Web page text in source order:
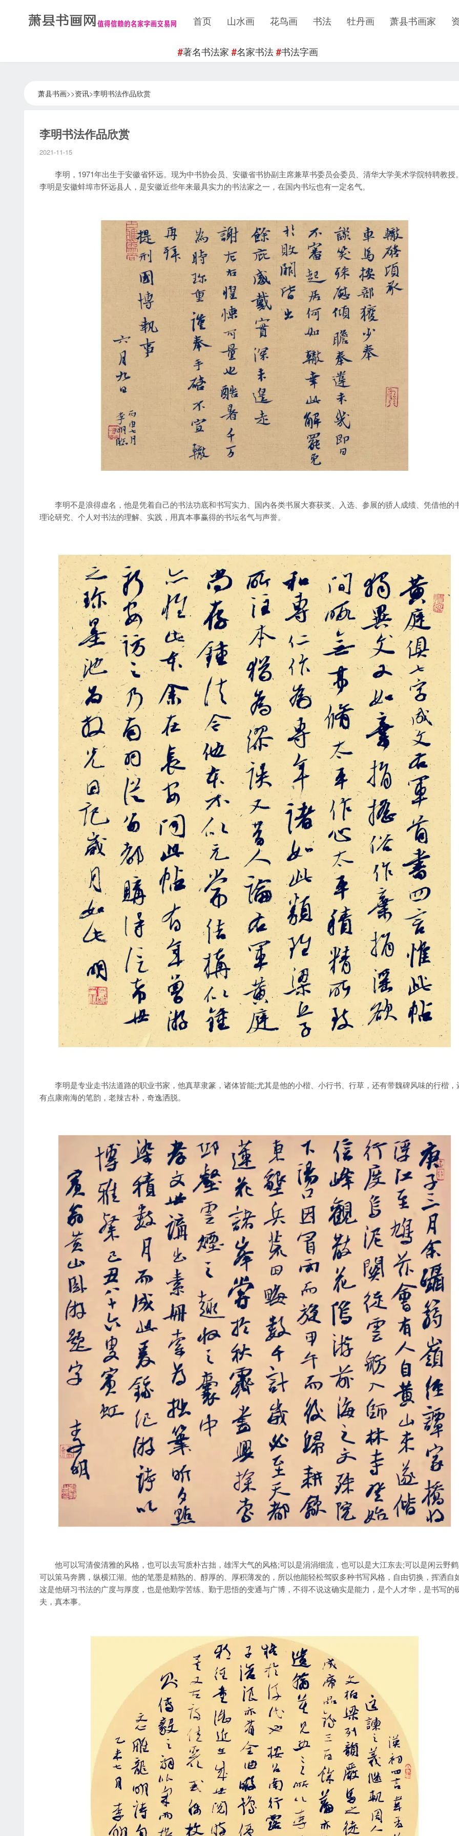
首页 山水画 花鸟画 书法 牡丹画 萧县书画家
#著名书法家 #名家书法#书法字画
萧县书画>>资讯>李明书法作品欣赏
李明书法作品欣赏
2021-11-15
李明，1971年出生于安徽省怀远。现为中书协会员、安徽省书协副主席兼草书委员会委员、清华大学美术学院特聘教授
李明是安徽蚌埠市怀远县人，是安徽近些年来最具实力的书法家之一，在国内书坛也有一定名气。
李明不是浪得虚名，他是凭着自己的书法功底和书写实力、国内各类书展大赛获奖、入选、参展的骄人成绩、凭借他的
理论研究、个人对书法的理解、实践，用真本事赢得的书坛名气与声誉。
李明是专业走书法道路的职业书家，他真草隶篆，诸体皆能;尤其是他的小楷、小行书、行草，还有带魏碑风味的行楷，
有点康南海的笔韵，老辣古朴，奇逸洒脱。
他可以写清俊清雅的风格，也可以去写质朴古拙，雄浑大气的风格;可以是涓涓细流，也可以是大江东去;可以是闲云野
可以策马奔腾，纵横江湖。他的笔墨是精熟的、醇厚的、厚积薄发的，所以他能轻松驾驭多种书写风格，自由切换，挥洒自
这是他研习书法的广度与厚度，也是他勤学苦练、勤于思悟的变通与广博，不得不说这确实是能力，是个人才华，是书写的
夫，真本事。